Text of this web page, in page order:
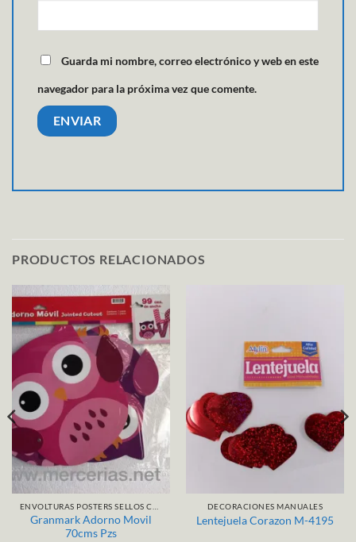
Guarda mi nombre, correo electrónico y web en este
navegador para la próxima vez que comente.
PRODUCTOS RELACIONADOS
Granmark Adorno Movil
70cms Pzs
DECORACIONES MANUALES
Lentejuela Corazon M-4195